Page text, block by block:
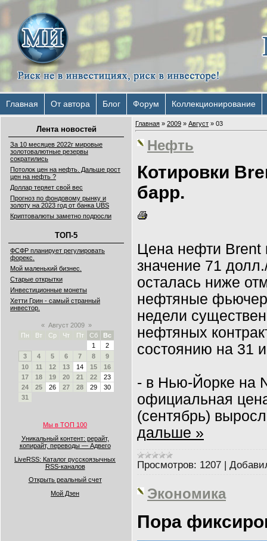
Главная От автора Блог Форум Коллекционирование
Лента новостей
За 10 месяцев 2022г мировые
золотовалютные резервы
сократились
Потолок цен на нефть. Дальше рост
цен на нефть ?
Доллар теряет свой вес
Прогноз по фондовому рынку и
золоту на 2023 год от банка UBS
Криптовалюты заметно подросли
ТОП-5
ФСФР планирует регулировать
форекс.
Мой маленький бизнес.
Старые открытки
Инвестиционные монеты
Хетти Грин - самый странный
инвестор.
« Август 2009 »
Пн
Вт Ср Чт Пт Сб
Вс
1
2
3
4 5 6 7 8
9
10
11 12 13 14 15
16
17
18 19 20 21 22
23
24
25 26 27 28 29
30
31
Мы в ТОП 100
Уникальный контент: рерайт,
копирайт, переводы — Адвего
LiveRSS: Каталог русскоязычных
RSS-каналов
Открыть реальный счет
Мой Дзен
Главная » 2009 » Август » 03
Нефть
Котировки
барр.
Цена нефти Brent
значение 71
осталась ниже
нефтяные
недели
нефтяных
состоянию на 31
- в Нью-Йорке на
официальная
(сентябрь)
дальше »
Просмотров: 1207 |
Экономика
Пора